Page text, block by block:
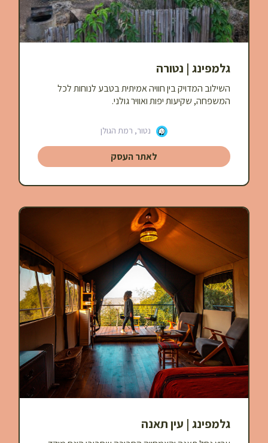
גלמפינג | נטורה
השילוב המדויק בין חוויה אמיתית בטבע לנוחות לכל
המשפחה, שקיעות יפות ואוויר גולני.
נטור, רמת הגולן
לאתר העסק
גלמפינג | עין תאנה